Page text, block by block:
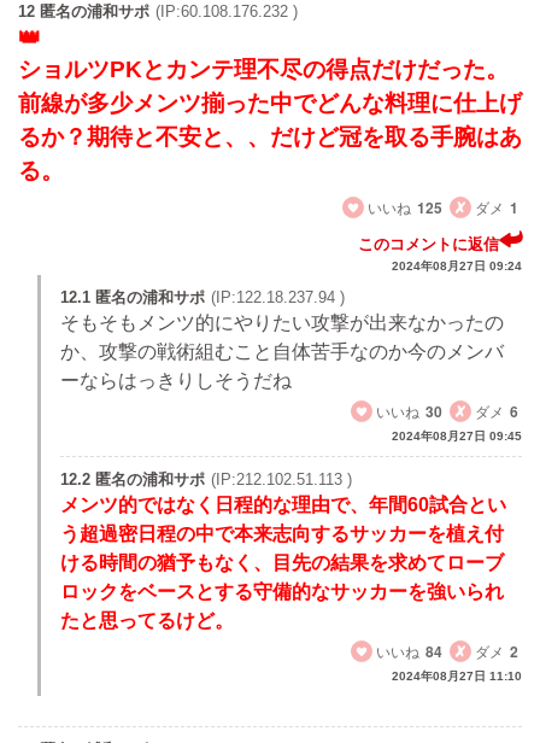
12 匿名の浦和サポ (IP:60.108.176.232 )
ショルツPKとカンテ理不尽の得点だけだった。
前線が多少メンツ揃った中でどんな料理に仕上げ
るか？期待と不安と、、だけど冠を取る手腕はあ
る。
いいね 125 ダメ 1
このコメントに返信
2024年08月27日 09:24
12.1 匿名の浦和サポ (IP:122.18.237.94 )
そもそもメンツ的にやりたい攻撃が出来なかったの
か、攻撃の戦術組むこと自体苦手なのか今のメンバ
ーならはっきりしそうだね
いいね 30 ダメ 6
2024年08月27日 09:45
12.2 匿名の浦和サポ (IP:212.102.51.113 )
メンツ的ではなく日程的な理由で、年間60試合とい
う超過密日程の中で本来志向するサッカーを植え付
ける時間の猶予もなく、目先の結果を求めてローブ
ロックをベースとする守備的なサッカーを強いられ
たと思ってるけど。
いいね 84 ダメ 2
2024年08月27日 11:10